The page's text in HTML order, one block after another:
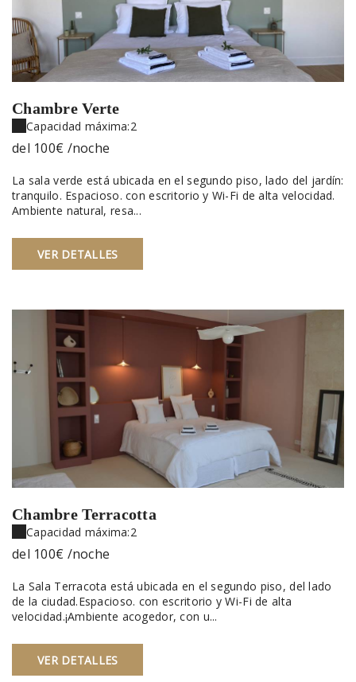
Chambre Verte
Capacidad máxima:2
del 100€ /noche
La sala verde está ubicada en el segundo piso, lado del jardín:
tranquilo. Espacioso. con escritorio y Wi-Fi de alta velocidad.
Ambiente natural, resa...
VER DETALLES
Chambre Terracotta
Capacidad máxima:2
del 100€ /noche
La Sala Terracota está ubicada en el segundo piso, del lado
de la ciudad.Espacioso. con escritorio y Wi-Fi de alta
velocidad.¡Ambiente acogedor, con u...
VER DETALLES